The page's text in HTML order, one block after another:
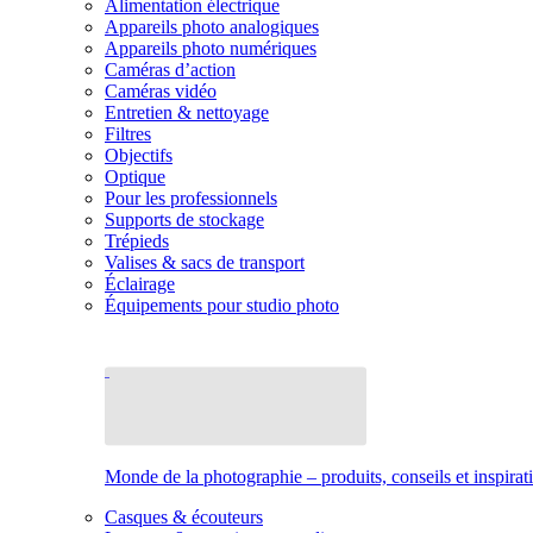
Alimentation électrique
Appareils photo analogiques
Appareils photo numériques
Caméras d’action
Caméras vidéo
Entretien & nettoyage
Filtres
Objectifs
Optique
Pour les professionnels
Supports de stockage
Trépieds
Valises & sacs de transport
Éclairage
Équipements pour studio photo
Monde de la photographie – produits, conseils et
Casques & écouteurs